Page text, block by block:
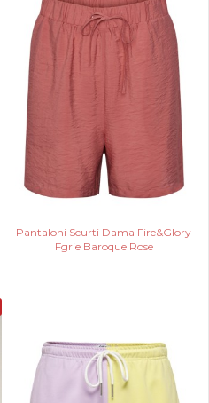
Pantaloni Scurti Dama Fire&Glory
Fgrie Baroque Rose